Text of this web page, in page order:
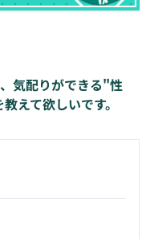
気配りができる"性
えて欲しいです。